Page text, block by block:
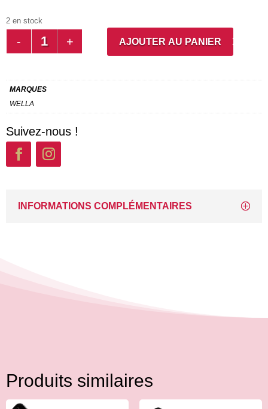
2 en stock
QUANTITÉ
OLIVE
60
AJOUTER AU PANIER
MARQUES
WELLA
Suivez-nous !
INFORMATIONS COMPLÉMENTAIRES
Produits similaires